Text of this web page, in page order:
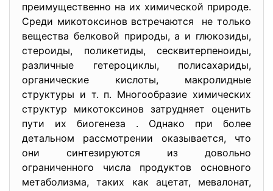
преимущественно на их химической природе.
Среди микотоксинов встречаются не только
вещества белковой природы, а и глюкозиды,
стероиды, поликетиды, сесквитерпеноиды,
различные гетероциклы, полисахариды,
органические кислоты, макролидные
структуры и т. п. Многообразие химических
структур микотоксинов затрудняет оценить
пути их биогенеза . Однако при более
детальном рассмотрении оказывается, что
они синтезируются из довольно
ограниченного числа продуктов основного
метаболизма, таких как ацетат, мевалонат,